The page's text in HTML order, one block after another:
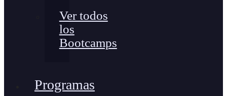
Ver todos
los
Bootcamps
Programas